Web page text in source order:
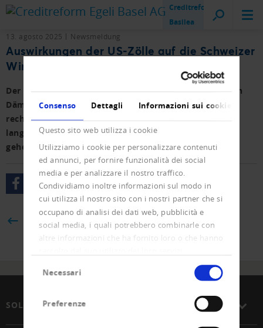
Consenso Dettagli Informazioni sui cookie
Questo sito web utilizza i cookie
Utilizziamo i cookie per personalizzare contenuti
ed annunci, per fornire funzionalità dei social
media e per analizzare il nostro traffico.
Condividiamo inoltre informazioni sul modo in
cui utilizza il nostro sito con i nostri partner che si
occupano di analisi dei dati web, pubblicità e
social media, i quali potrebbero combinarle con
altre informazioni che ha fornito loro o che hanno
delNecessari
Preferenze
Creditreform
Basilea
13. agosto 2025 Newsmeldung
Auswirkungen der US-Zölle auf die Schweizer
Wirtschaft
Der Zollschock aus den USA dürften einen erheblichen
Dämpfer im Wachstum des BIP bewirken. Die KOF
rechnet mit einem Einbruch um 0,3 bis 0,6 Prozent,
langfristig könnten 7'500 bis 15'000 Stellen verloren
gehen. Eine Rezession sei aber nicht zu erwarten.
SOLUZIONI